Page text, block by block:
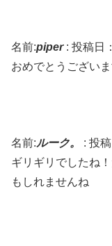
名前:piper: 投稿日
おめでとうござい
名前:ルーク。 : 投
ギリギリでしたね
もしれませんね